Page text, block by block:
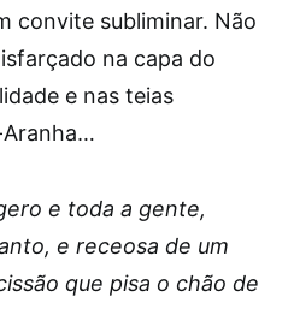
convite subliminar. Não
na capa do
e nas teias
e toda a gente,
e receosa de um
que pisa o chão de